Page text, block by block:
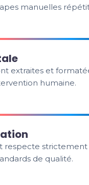
manuelles
extraites et
humaine.
respecte strictement
de qualité.